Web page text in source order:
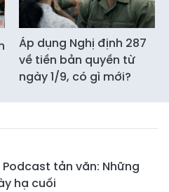
Áp dụng Nghị định 287
về tiền bản quyền từ
ngày 1/9, có gì mới?
Podcast tản văn: Những
hạ cuối